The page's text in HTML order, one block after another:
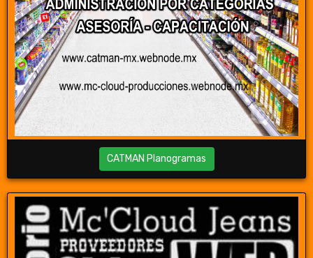
CATMAN Planogramas